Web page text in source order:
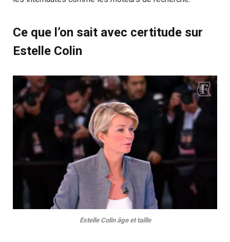
Ce que l’on sait avec certitude sur
Estelle Colin
Estelle Colin âge et taille